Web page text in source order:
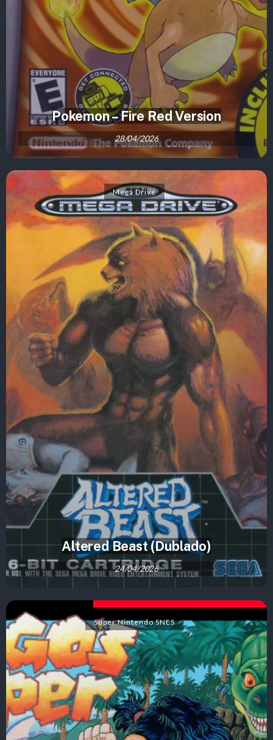
Pokemon – Fire Red Version
28/04/2026
Mega Drive
Altered Beast (Dublado)
24/04/2026
Super Nintendo SNES